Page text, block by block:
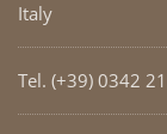
Italy
Tel. (+39) 0342